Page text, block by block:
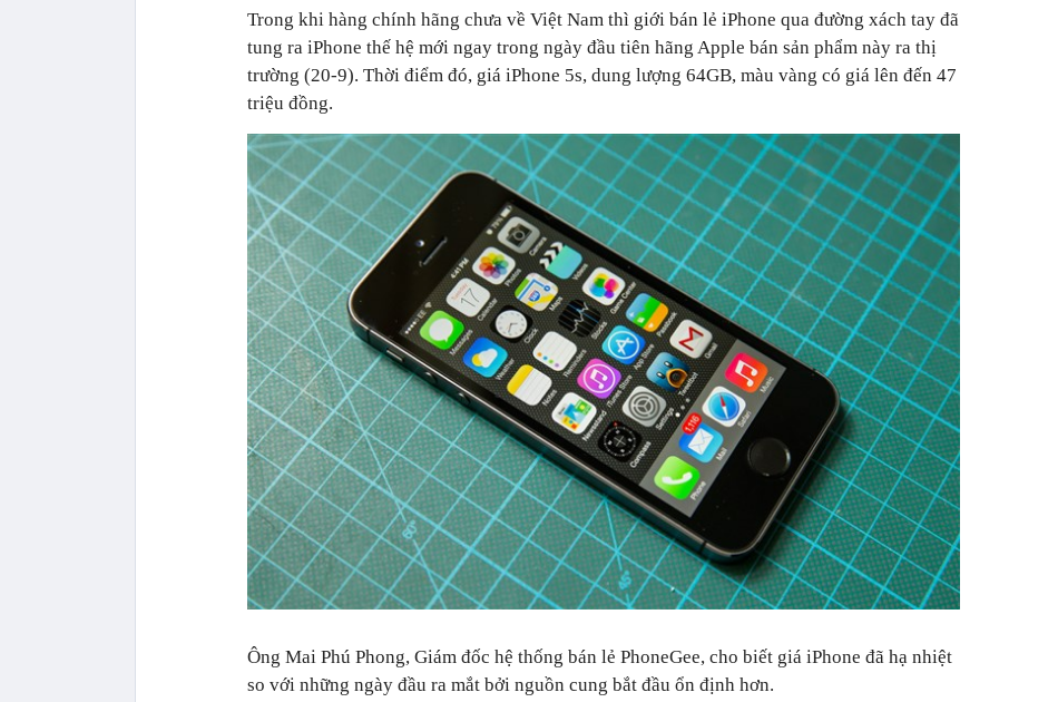
Trong khi hàng chính hãng chưa về Việt Nam thì giới bán lẻ iPhone qua đường xách tay đã
tung ra iPhone thế hệ mới ngay trong ngày đầu tiên hãng Apple bán sản phẩm này ra thị
trường (20-9). Thời điểm đó, giá iPhone 5s, dung lượng 64GB, màu vàng có giá lên đến 47
triệu đồng.
Ông Mai Phú Phong, Giám đốc hệ thống bán lẻ PhoneGee, cho biết giá iPhone đã hạ nhiệt
so với những ngày đầu ra mắt bởi nguồn cung bắt đầu ổn định hơn.